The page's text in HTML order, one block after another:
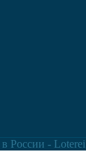
России -